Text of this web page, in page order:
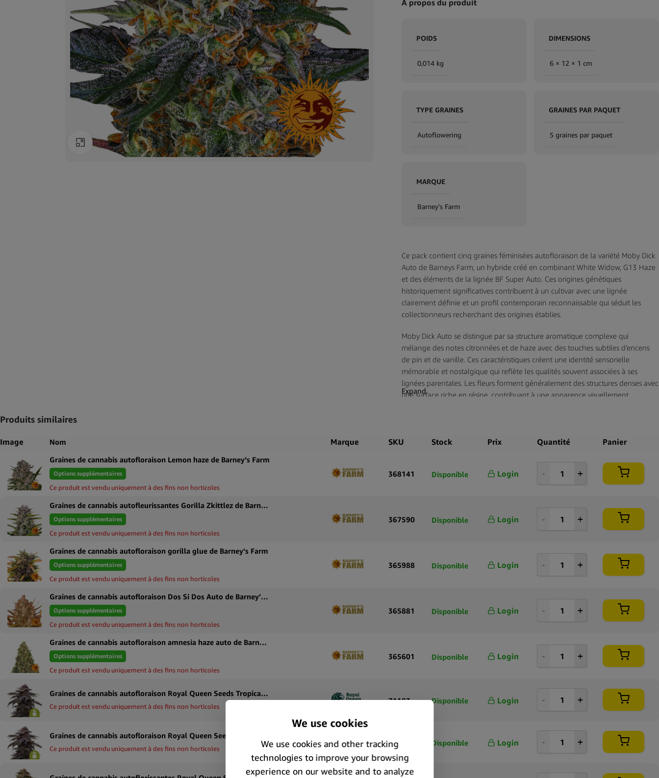
Agrandir
À propos du produit
POIDS
0,014 kg
DIMENSIONS
6 × 12 × 1 cm
TYPE GRAINES
Autoflowering
GRAINES PAR PAQUET
5 graines par paquet
MARQUE
Barney's Farm
Ce pack contient cinq graines féminisées autofloraison de la variété Moby Dick
Auto de Barneys Farm, un hybride créé en combinant White Widow, G13 Haze
et des éléments de la lignée BF Super Auto. Ces origines génétiques
historiquement significatives contribuent à un cultivar avec une lignée
clairement définie et un profil contemporain reconnaissable qui séduit les
collectionneurs recherchant des origines établies.
Moby Dick Auto se distingue par sa structure aromatique complexe qui
mélange des notes citronnées et de haze avec des touches subtiles d’encens
de pin et de vanille. Ces caractéristiques créent une identité sensorielle
mémorable et nostalgique qui reflète les qualités souvent associées à ses
lignées parentales. Les fleurs forment généralement des structures denses avec
une surface riche en résine, contribuant à une apparence visuellement
trois décennies de travail dans la production de graines de cannabis avec des
sélection de variétés créées pour capturer l’essence des génétiques classiques
dans un format autofloraison, soulignant leur accent continu sur la clarté, la
cohérence et le développement axé sur les terpènes.
Pour une conservation à long terme, il est recommandé de stocker les graines
dans un environnement frais et sombre dans un contenant hermétique, tout
en maintenant un étiquetage clair pour une organisation précise de
Expand
Produits similaires
Image Nom Marque SKU Stock Prix Quantité Panier
Graines de cannabis autofloraison Lemon haze de Barney’s Farm
Options supplémentaires
Ce produit est vendu uniquement à des fins non horticoles
368141 Disponible Login
Graines de cannabis autofleurissantes Gorilla Zkittlez de Barney’s Farm
Options supplémentaires
Ce produit est vendu uniquement à des fins non horticoles
367590 Disponible Login
Graines de cannabis autofloraison gorilla glue de Barney’s Farm
Options supplémentaires
Ce produit est vendu uniquement à des fins non horticoles
365988 Disponible Login
Graines de cannabis autofloraison Dos Si Dos Auto de Barney’s Farm
Options supplémentaires
Ce produit est vendu uniquement à des fins non horticoles
365881 Disponible Login
Graines de cannabis autofloraison amnesia haze auto de Barney’s farm
Options supplémentaires
Ce produit est vendu uniquement à des fins non horticoles
365601 Disponible Login
Graines de cannabis autofloraison Royal Queen Seeds Tropicana Cookies Purple Auto (pack de 5 graines)
Ce produit est vendu uniquement à des fins non horticoles
71183 Disponible Login
Ce produit est vendu uniquement à des fins non horticoles
71182 Disponible Login